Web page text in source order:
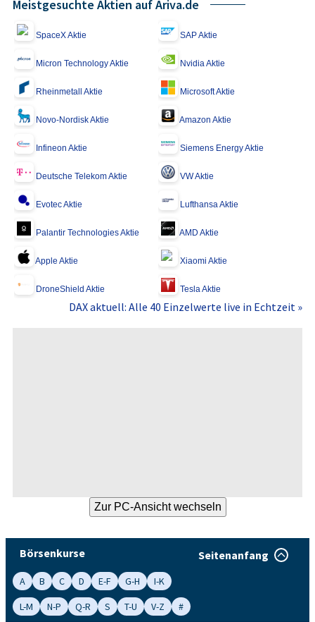
Meistgesuchte Aktien auf Ariva.de
SpaceX Aktie SAP Aktie
Micron Technology Aktie Nvidia Aktie
Rheinmetall Aktie Microsoft Aktie
Novo-Nordisk Aktie Amazon Aktie
Infineon Aktie Siemens Energy Aktie
Deutsche Telekom Aktie VW Aktie
Evotec Aktie Lufthansa Aktie
Palantir Technologies Aktie AMD Aktie
Apple Aktie Xiaomi Aktie
DroneShield Aktie Tesla Aktie
DAX aktuell: Alle 40 Einzelwerte live in Echtzeit »
Börsenkurse Seitenanfang
A B C D E-F G-H
I-K
L-M
N-P Q-R S T-U V-Z #